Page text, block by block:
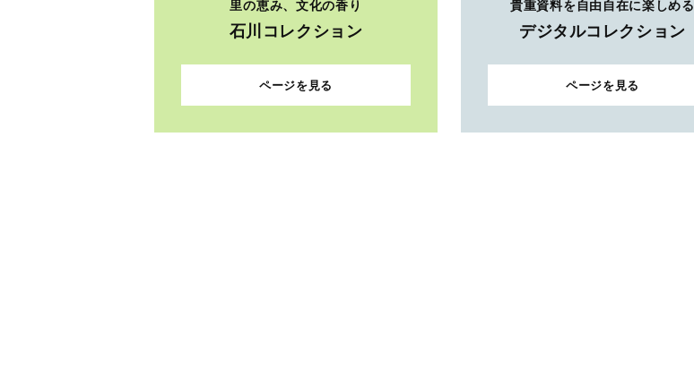
里の恵み、文化の香り
石川コレクション
ページを見る
貴重資料を自由自在に楽しめる
デジタルコレクション
ページを見る